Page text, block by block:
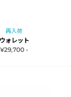
再入荷
ウォレット
¥29,700 -